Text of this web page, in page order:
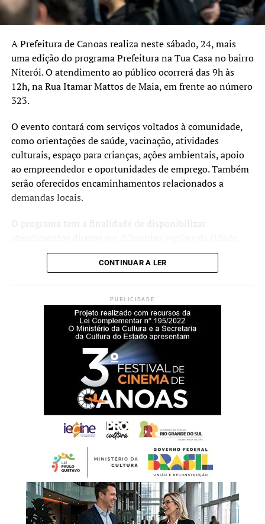
inaugurariam o Cine Rex. A Companhia Busato &
Capoani faria Canoas correr atrás de Porto Alegre, que já
chegara a ter 40 salas de cinema na primeira metade do
século XX. Vieram em seguida o Cine Niterói, o Cine Rio
Branco e o Cine Vitória, que duraram até a metade da
década de 1970.
Cinema Cine Teatro São Luiz. Foto: reprodução/anatomia de uma cidade,
Anos 80 até hoje
Nos anos 80, o negócio de cinemas na cidade parecia em
declínio. Chegou-se a inovar em 1984 com o Novo Cine
São Luiz, na mesma Av. Getúlio Vargas, sem sucesso. A
partir de então, o único cinema da cidade passam a ser as
três salas do Multicine, instalado no Conjunto Comercial
Canoas em 1981 pelo idealizador do local, Johannes
Engel.
A Prefeitura de Canoas realiza neste sábado, 24, mais
uma edição do programa Prefeitura na Tua Casa no bairro
Niterói. O atendimento ao público ocorrerá das 9h às
12h, na Rua Itamar Mattos de Maia, em frente ao número
323.
O evento contará com serviços voltados à comunidade,
como orientações de saúde, vacinação, atividades
culturais, espaço para crianças, ações ambientais, apoio
ao empreendedor e oportunidades de emprego. Também
serão oferecidos encaminhamentos relacionados a
demandas locais.
O programa tem a finalidade de disponibilizar
CONTINUAR A LER
PUBLICIDADE